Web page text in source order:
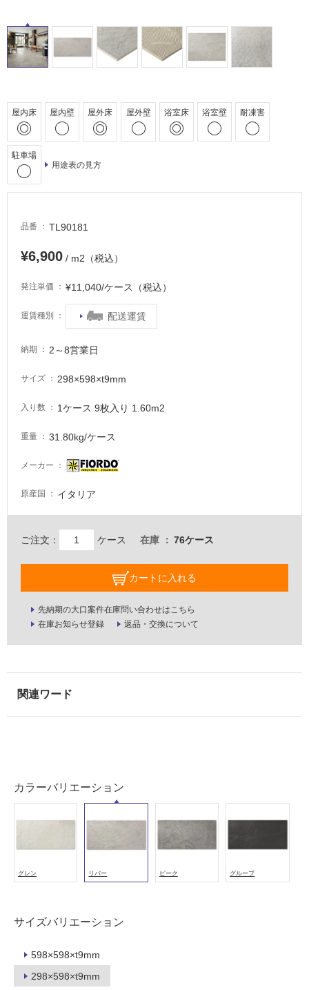
屋内床 屋内壁 屋外床 屋外壁 浴室床 浴室壁 耐凍害
駐車場
用途表の見方
品番 TL90181
¥6,900 / m2（税込）
発注単価 ¥11,040/ケース（税込）
運賃種別 配送運賃
納期 2～8営業日
サイズ 298×598×t9mm
入り数 1ケース 9枚入り 1.60m2
重量 31.80kg/ケース
メーカー
原産国 イタリア
ご注文： ケース 在庫 76ケース
カートに入れる
先納期の大口案件在庫問い合わせはこちら
在庫お知らせ登録
返品・交換について
カラーバリエーション
グレン リバー ピーク グルーブ
サイズバリエーション
598×598×t9mm
298×598×t9mm
浴
室
床・
場
非
に
い
適
る
注
必
適
て
な
い
壁・
壁
使
使
用
可
(寒
不
可